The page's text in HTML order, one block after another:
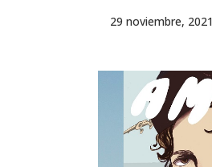
29 noviembre, 2021